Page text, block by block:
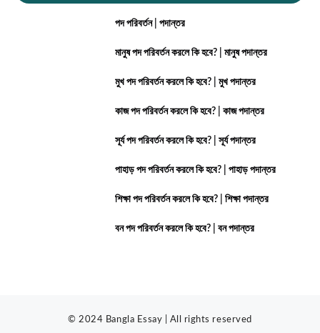
পদ পরিবর্তন | পদান্তর
মানুষ পদ পরিবর্তন করলে কি হবে? | মানুষ পদান্তর
মুখ পদ পরিবর্তন করলে কি হবে? | মুখ পদান্তর
কাজ পদ পরিবর্তন করলে কি হবে? | কাজ পদান্তর
সূর্য পদ পরিবর্তন করলে কি হবে? | সূর্য পদান্তর
পাহাড় পদ পরিবর্তন করলে কি হবে? | পাহাড় পদান্তর
শিক্ষা পদ পরিবর্তন করলে কি হবে? | শিক্ষা পদান্তর
বন পদ পরিবর্তন করলে কি হবে? | বন পদান্তর
© 2024 Bangla Essay | All rights reserved